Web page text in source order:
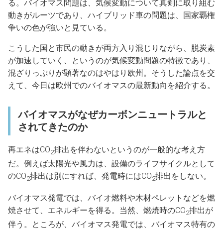
る。バイオマス問題は、気候変動について真剣に取り組む
動きがルーツであり、ハイブリッド車の問題は、国家覇権
争いの色が強いと見ている。
こうした国と市民の動きが両方入り混じりながら、脱炭素
が加速していく、というのが気候変動問題の特徴であり、
混ざりっぷりが顕著なのはやはり欧州。そうした論点を交
えて、今日は欧州でのバイオマスの最新動向を紹介する。
バイオマスがなぜカーボンニュートラルと
されてきたのか
再エネはCO2排出を伴わないというのが一般的な考え方
だ。例えば太陽光や風力は、設備のライフサイクルとして
のCO2排出は別にすれば、発電時にはCO2排出をしない。
バイオマス発電では、バイオ燃料や木材ペレットなどを燃
焼させて、エネルギーを得る。当然、燃焼時のCO2排出が
伴う。ところが、バイオマス発電では、バイオマス特有の